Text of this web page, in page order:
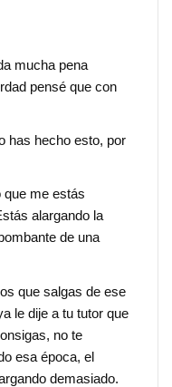
mucha pena
pensé que con
has hecho esto, por
que me estás
alargando la
de una
que salgas de ese
le dije a tu tutor que
no te
esa época, el
demasiado.